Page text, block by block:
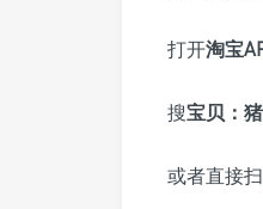
打开淘宝
搜宝贝 ：
或者直接